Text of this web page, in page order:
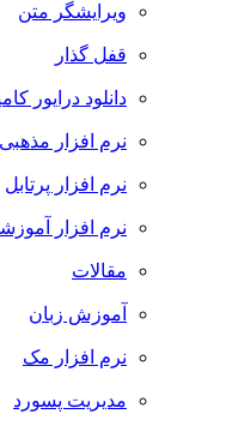
ویرایشگر متن
قفل گذار
دانلود درایور
نرم افزار مذهبی
نرم افزار پرتابل
نرم افزار
مقالات
آموزش زبان
نرم افزار مک
مدیریت پسورد